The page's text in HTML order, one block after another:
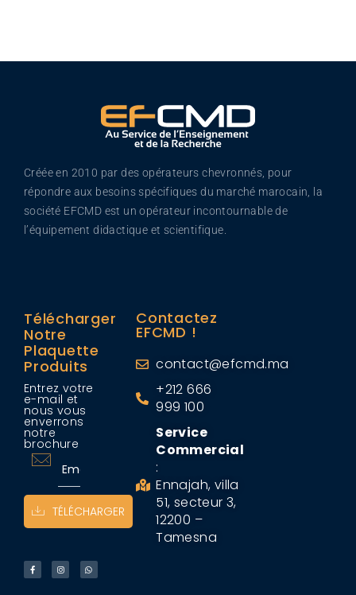
Créée en 2010 par des opérateurs chevronnés, pour
répondre aux besoins spécifiques du marché marocain, la
société EFCMD est un opérateur incontournable de
l’équipement didactique et scientifique.
Télécharger
Notre
Plaquette
Produits
Entrez votre
e-mail et
nous vous
enverrons
notre
brochure
TÉLÉCHARGER
Contactez
EFCMD !
contact@efcmd.ma
+212 666
999 100
Service
Commercial
:
Ennajah, villa
51, secteur 3,
12200 –
Tamesna